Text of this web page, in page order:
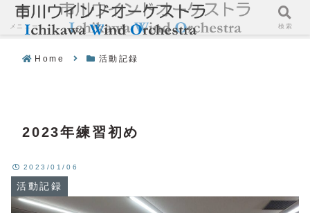
Home 活動記録
2023年練習初め
活動記録
2023/01/06
メニュー 検索